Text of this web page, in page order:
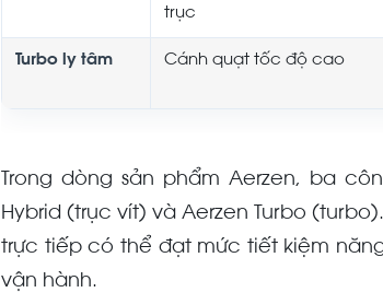
trục
Turbo ly tâm Cánh quạt tốc độ cao
Trong dòng sản phẩm Aerzen, ba
Hybrid (trục vít) và Aerzen Turbo
trực tiếp có thể đạt mức tiết kiệm
vận hành.